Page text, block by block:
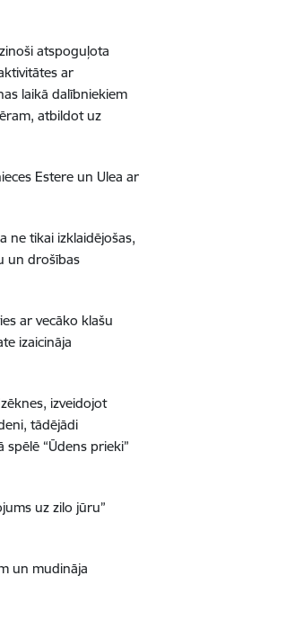
atspoguļota
ar
laikā dalībniekiem
atbildot uz
Estere un Ulea ar
ne tikai izklaidējošas,
un drošības
ar vecāko klašu
izaicināja
izveidojot
tādējādi
“Ūdens prieki”
uz zilo jūru”
un mudināja